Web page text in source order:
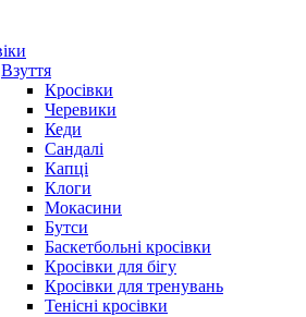
Взуття
Кросівки
Черевики
Кеди
Сандалі
Капці
Клоги
Мокасини
Бутси
Баскетбольні кросівки
Кросівки для бігу
Кросівки для тренувань
Тенісні кросівки